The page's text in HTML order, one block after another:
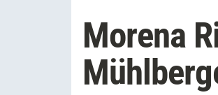
Morena